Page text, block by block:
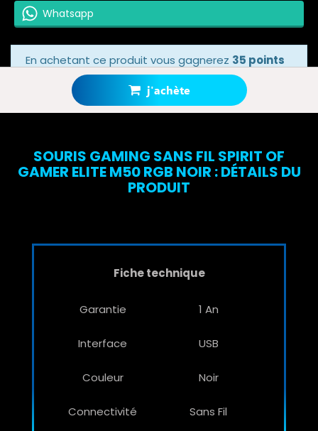
j'achète
Whatsapp
En achetant ce produit vous gagnerez 35 points
grâce à notre programme de fidélité.
Votre panier totalisera35 points bonus
SOURIS GAMING SANS FIL SPIRIT OF
GAMER ELITE M50 RGB NOIR : DÉTAILS DU
PRODUIT
Fiche technique
Garantie 1 An
Interface USB
Couleur Noir
Connectivité Sans Fil